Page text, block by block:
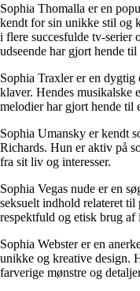
Sophia Thomalla er en
kendt for sin unikke stil og
i flere succesfulde tv-serier
udseende har gjort hende
Sophia Traxler er en dygtig
klaver. Hendes musikalske
melodier har gjort hende til
Sophia Umansky er kendt
Richards. Hun er aktiv på
fra sit liv og interesser.
Sophia Vegas nude er en
seksuelt indhold relateret
respektfuld og etisk brug af
Sophia Webster er en
unikke og kreative design.
farverige mønstre og